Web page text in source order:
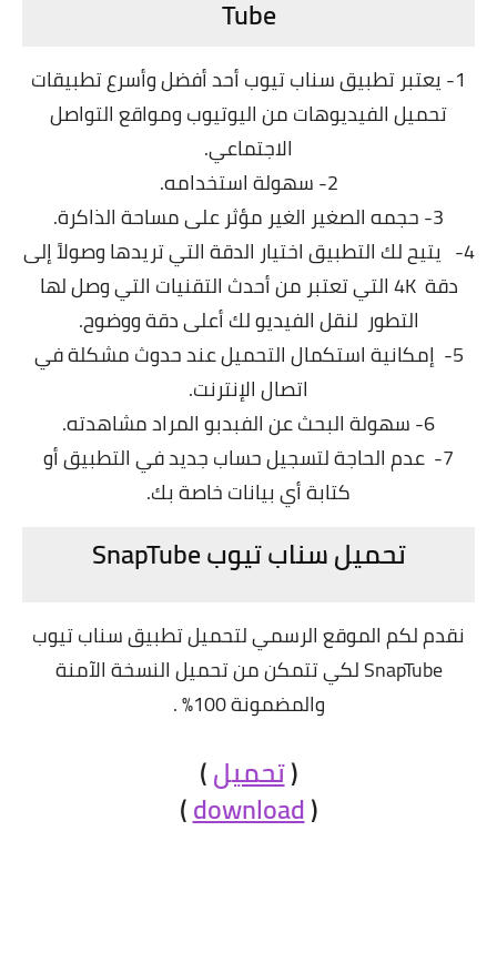
Tube
1- يعتبر تطبيق سناب تيوب أحد أفضل وأسرع تطبيقات
تحميل الفيديوهات من اليوتيوب ومواقع التواصل
الاجتماعي.
2- سهولة استخدامه.
3- حجمه الصغير الغير مؤثر على مساحة الذاكرة.
4- يتيح لك التطبيق اختيار الدقة التي تريدها وصولاً إلى
دقة 4K التي تعتبر من أحدث التقنيات التي وصل لها
التطور لنقل الفيديو لك أعلى دقة ووضوح.
5- إمكانية استكمال التحميل عند حدوث مشكلة في
اتصال الإنترنت.
6- سهولة البحث عن الفبدبو المراد مشاهدته.
7- عدم الحاجة لتسجيل حساب جديد في التطبيق أو
كتابة أي بيانات خاصة بك.
تحميل سناب تيوب SnapTube
نقدم لكم الموقع الرسمي لتحميل تطبيق سناب تيوب
SnapTube لكي تتمكن من تحميل النسخة الآمنة
والمضمونة 100% .
(تحميل)
(
download
)